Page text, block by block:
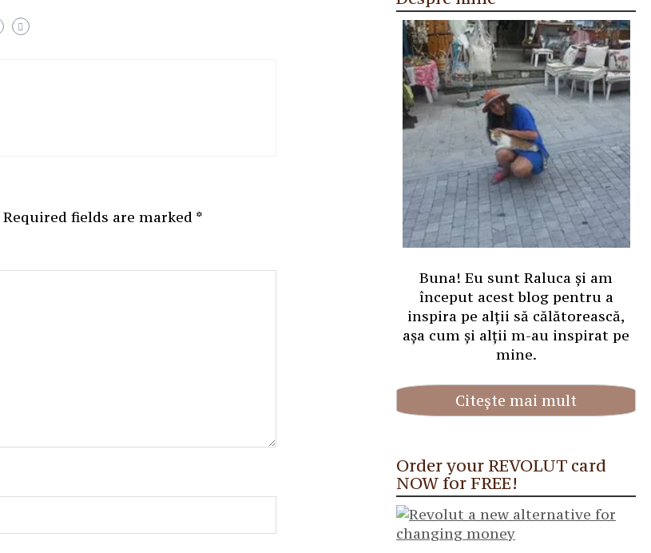
Required fields are marked *
Buna! Eu sunt Raluca și am
început acest blog pentru a
inspira pe alții să călătorească,
așa cum și alții m-au inspirat pe
mine.
Citește mai mult
Order your REVOLUT card
NOW for FREE!